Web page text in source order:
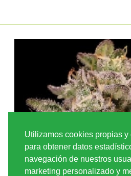
Utilizamos cookies propias y
para obtener datos
navegación de nuestros
marketing personalizado y